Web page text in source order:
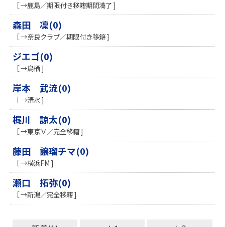
［ →鹿島／期限付き移籍期間満了 ]
森田 凜(0)
［ →奈良クラブ／期限付き移籍 ]
ジエゴ(0)
［ →鳥栖 ]
岸本 武流(0)
［ →清水 ]
梶川 諒太(0)
［ →東京Ｖ／完全移籍 ]
藤田 譲瑠チマ(0)
［ →横浜FM ]
瀬口 拓弥(0)
［ →新潟／完全移籍 ]